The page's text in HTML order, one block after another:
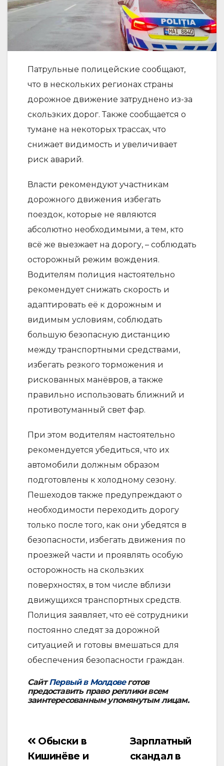
Патрульные полицейские сообщают,
что в нескольких регионах страны
дорожное движение затруднено из-за
скользких дорог. Также сообщается о
тумане на некоторых трассах, что
снижает видимость и увеличивает
риск аварий.
Власти рекомендуют участникам
дорожного движения избегать
поездок, которые не являются
абсолютно необходимыми, а тем, кто
всё же выезжает на дорогу, – соблюдать
осторожный режим вождения.
Водителям полиция настоятельно
рекомендует снижать скорость и
адаптировать её к дорожным и
видимым условиям, соблюдать
большую безопасную дистанцию ​​
между транспортными средствами,
избегать резкого торможения и
рискованных манёвров, а также
правильно использовать ближний и
противотуманный свет фар.
При этом водителям настоятельно
рекомендуется убедиться, что их
автомобили должным образом
подготовлены к холодному сезону.
Пешеходов также предупреждают о
необходимости переходить дорогу
только после того, как они убедятся в
безопасности, избегать движения по
проезжей части и проявлять особую
осторожность на скользких
поверхностях, в том числе вблизи
движущихся транспортных средств.
Полиция заявляет, что её сотрудники
постоянно следят за дорожной
ситуацией и готовы вмешаться для
обеспечения безопасности граждан.
СайтПервый в Молдовеготов
предоставить право реплики всем
заинтересованным упомянутым лицам.
Навигация
по
Зарплатный
скандал в
Обыски в
Кишинёве и